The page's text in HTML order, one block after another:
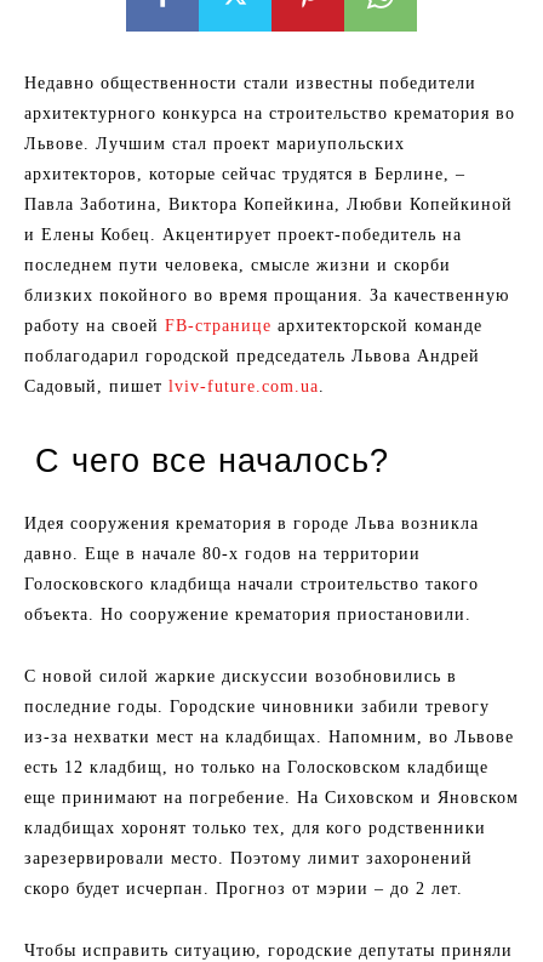
Недавно общественности стали известны победители
архитектурного конкурса на строительство крематория во
Львове. Лучшим стал проект мариупольских
архитекторов, которые сейчас трудятся в Берлине, –
Павла Заботина, Виктора Копейкина, Любви Копейкиной
и Елены Кобец. Акцентирует проект-победитель на
последнем пути человека, смысле жизни и скорби
близких покойного во время прощания. За качественную
работу на своей FB-странице архитекторской команде
поблагодарил городской председатель Львова Андрей
Садовый, пишет lviv-future.com.ua.
С чего все началось?
Идея сооружения крематория в городе Льва возникла
давно. Еще в начале 80-х годов на территории
Голосковского кладбища начали строительство такого
объекта. Но сооружение крематория приостановили.
С новой силой жаркие дискуссии возобновились в
последние годы. Городские чиновники забили тревогу
из-за нехватки мест на кладбищах. Напомним, во Львове
есть 12 кладбищ, но только на Голосковском кладбище
еще принимают на погребение. На Сиховском и Яновском
кладбищах хоронят только тех, для кого родственники
зарезервировали место. Поэтому лимит захоронений
скоро будет исчерпан. Прогноз от мэрии – до 2 лет.
Чтобы исправить ситуацию, городские депутаты приняли